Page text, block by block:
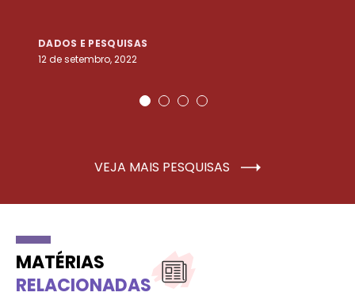
DADOS E PESQUISAS
12 de setembro, 2022
VEJA MAIS PESQUISAS
MATÉRIAS
RELACIONADAS